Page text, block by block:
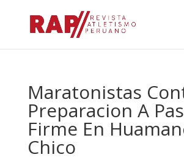
Maratonistas
Preparacion A
Firme En
Chico